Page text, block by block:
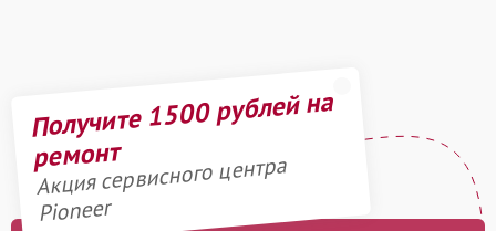
Получите 1500 рублей на
ремонт
Акция сервисного центра
Pioneer